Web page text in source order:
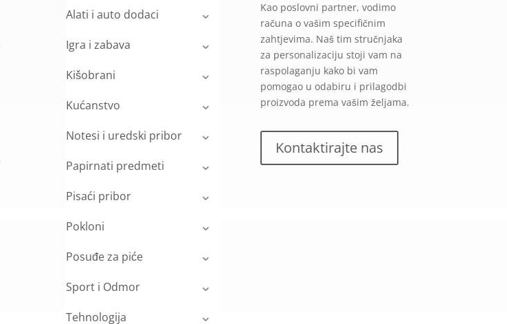
Alati i auto dodaci
Igra i zabava
Kišobrani
Kućanstvo
Notesi i uredski pribor
Papirnati predmeti
Pisaći pribor
Pokloni
Posuđe za piće
Sport i Odmor
Tehnologija
Kao poslovni partner, vodimo
računa o vašim specifičnim
zahtjevima. Naš tim stručnjaka
za personalizaciju stoji vam na
raspolaganju kako bi vam
pomogao u odabiru i prilagodbi
proizvoda prema vašim željama.
Kontaktirajte nas